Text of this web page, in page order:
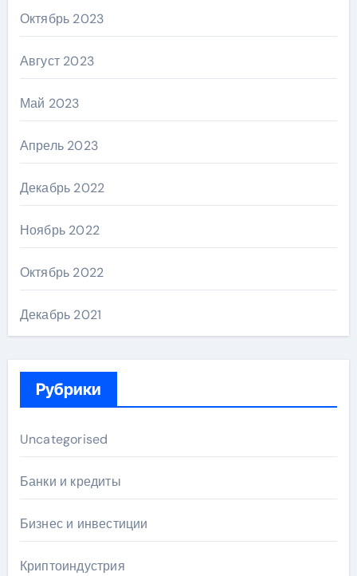
Октябрь 2023
Август 2023
Май 2023
Апрель 2023
Декабрь 2022
Ноябрь 2022
Октябрь 2022
Декабрь 2021
Рубрики
Uncategorised
Банки и кредиты
Бизнес и инвестиции
Криптоиндустрия